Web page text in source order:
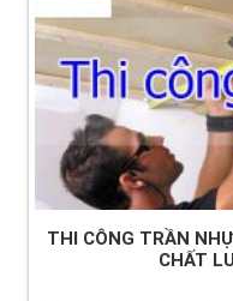
THI CÔNG TRẦN
CHẤT